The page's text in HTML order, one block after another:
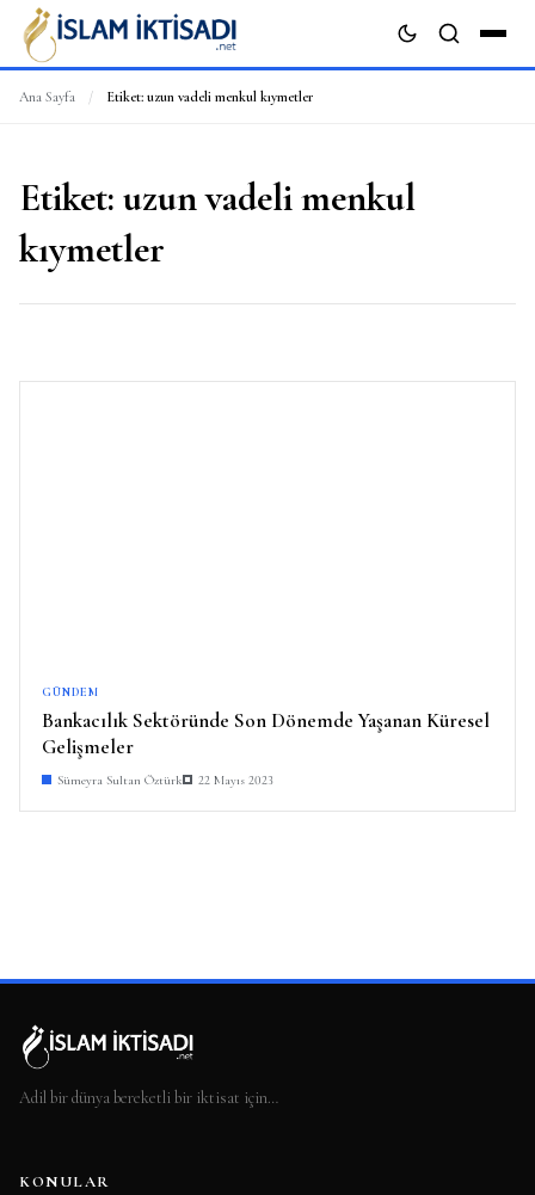
Ana Sayfa / Etiket: uzun vadeli menkul kıymetler
Etiket: uzun vadeli menkul
kıymetler
GÜNDEM
Bankacılık Sektöründe Son Dönemde Yaşanan Küresel
Gelişmeler
Sümeyra Sultan Öztürk 22 Mayıs 2023
Adil bir dünya bereketli bir iktisat için…
KONULAR